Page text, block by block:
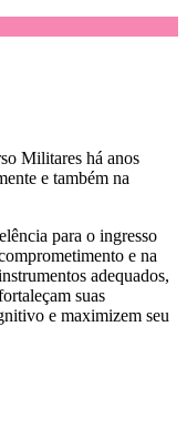
Militares há anos
e também na
para o ingresso
e na
adequados,
suas
e maximizem seu